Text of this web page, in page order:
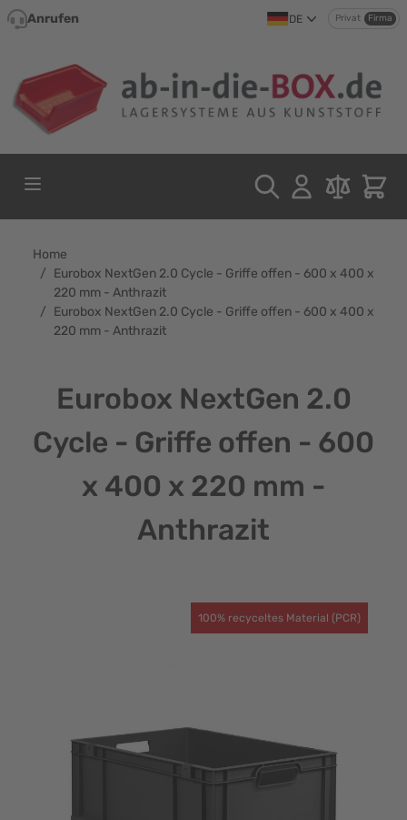
Direkt zum Inhalt
Anrufen DE Privat Firma
Home
/ Eurobox NextGen 2.0 Cycle - Griffe offen - 600 x 400 x
220 mm - Anthrazit
/ Eurobox NextGen 2.0 Cycle - Griffe offen - 600 x 400 x
220 mm - Anthrazit
Eurobox NextGen 2.0
Cycle - Griffe offen - 600
x 400 x 220 mm -
Anthrazit
100% recyceltes Material (PCR)